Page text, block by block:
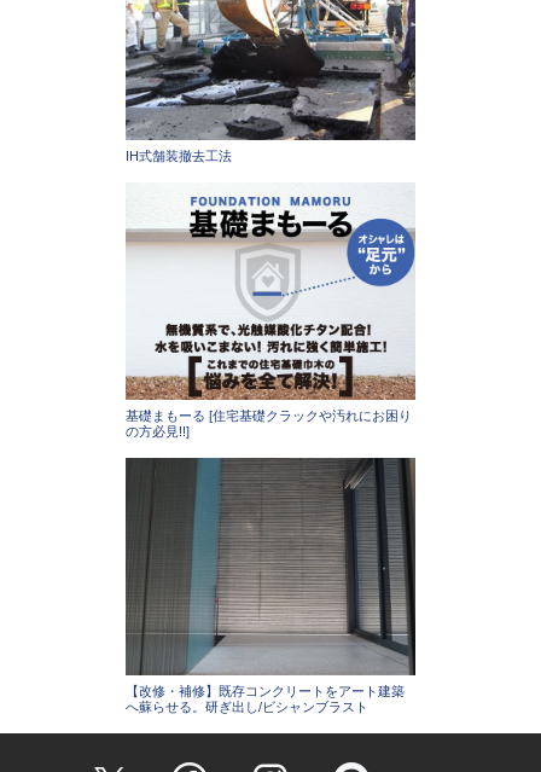
IH式舗装撤去工法
基礎まもーる [住宅基礎クラックや汚れにお困り
の方必見!!]
【改修・補修】既存コンクリートをアート建築
へ蘇らせる。研ぎ出し/ビシャンブラスト